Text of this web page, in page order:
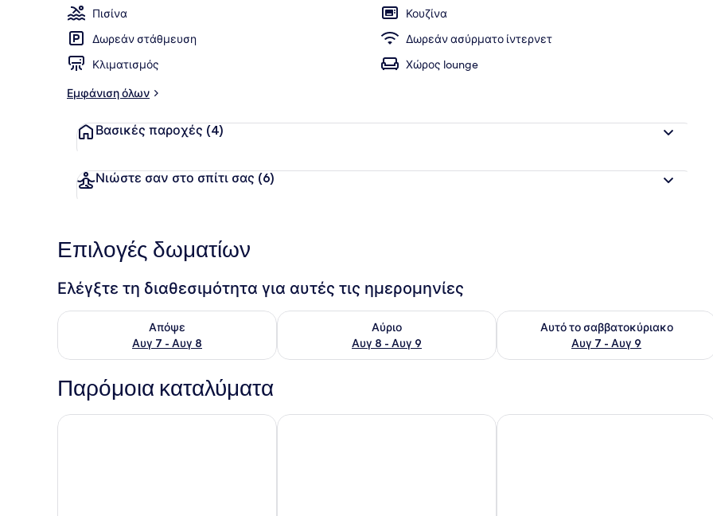
Πισίνα
Κουζίνα
Δωρεάν στάθμευση
Δωρεάν ασύρματο ίντερνετ
Κλιματισμός
Χώρος lounge
Εμφάνιση όλων
Βασικές παροχές (4)
Νιώστε σαν στο σπίτι σας (6)
Επιλογές δωματίων
Ελέγξτε τη διαθεσιμότητα για αυτές τις ημερομηνίες
Απόψε
Αυγ 7 - Αυγ 8
Έλεγχος διαθεσιμότητας για απόψε Αυγ 7 - Αυγ 8
Αύριο
Αυγ 8 - Αυγ 9
Έλεγχος διαθεσιμότητας για αύριο Αυγ 8 - Αυγ 9
Αυτό το σαββατοκύριακο
Αυγ 7 - Αυγ 9
Έλεγχος διαθεσιμότητας για
Παρόμοια καταλύματα
Motto by Hilton Tulum Amena Condo Tulum Calea Tulum Boutique Hotel